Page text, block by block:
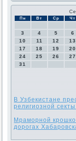
Пн Вт Ср Чт
3
4 5 6
10
11 12 13
17
18 19 20
24
25 26 27
31
В Узбекистане
религиозной
Мраморной
дорогах